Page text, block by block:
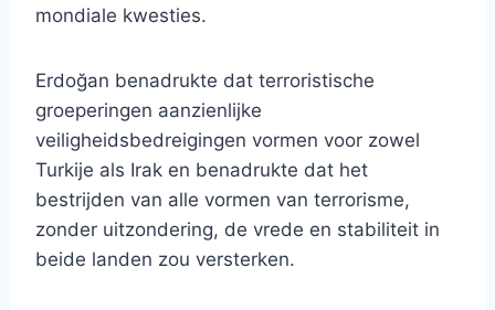
mondiale kwesties.
Erdoğan benadrukte dat terroristische
groeperingen aanzienlijke
veiligheidsbedreigingen vormen voor zowel
Turkije als Irak en benadrukte dat het
bestrijden van alle vormen van terrorisme,
zonder uitzondering, de vrede en stabiliteit in
beide landen zou versterken.